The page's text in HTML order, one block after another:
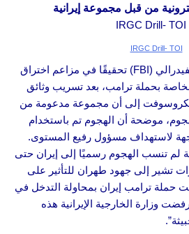
من قبل مجموعة إيرانية
IRGC Drill- TOI
أطلق مكتب التحقيقات الفيدرالي (FBI) تحقيقًا في مزاعم اختراق
بحملة ترامب، بعد تسريب وثائق
إلى أن مجموعة مدعومة من
موضحة أن الهجوم تم باستخدام
لاستهداف مسؤول رفيع المستوى.
لم تنسب الهجوم رسميًا إلى إيران حتى
تشير إلى جهود طهران للتأثير على
حملة ترامب إيران بمحاولة التدخل في
2024، بينما رفضت وزارة الخارجية الإيرانية هذه